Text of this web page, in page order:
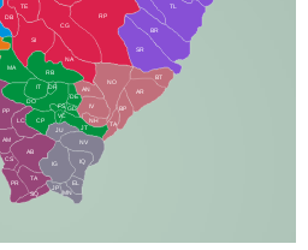
TL
BR
SR
BT
AR
RP
CG
SI
NA
TA
NH
JT
RB
MA
IT
DR
DO
CP
JU
NV
IQ
EL
PP
LC
AM
AB
JP
DB
TE
CS
PR
TA
SQ
IG
MN
NO
BP
AN
IV
FS
VC
GD
DE